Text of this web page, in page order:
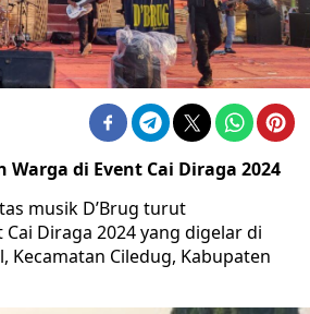
Warga di Event Cai Diraga 2024
musik D’Brug turut
Diraga 2024 yang digelar di
Kecamatan Ciledug, Kabupaten